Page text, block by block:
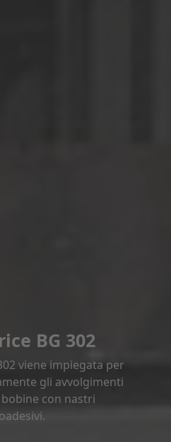
BG 302
viene impiegata per
gli avvolgimenti
con nastri